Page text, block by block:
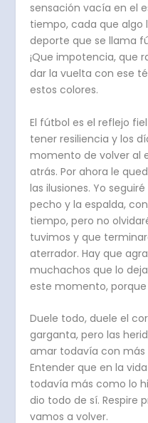
sensación vacía en el
tiempo, cada que algo
deporte que se llama
¡Que impotencia, que
dar la vuelta con ese
estos colores.
El fútbol es el reflejo
tener resiliencia y los
momento de volver al
atrás. Por ahora le
las ilusiones. Yo
pecho y la espalda,
tiempo, pero no
tuvimos y que
aterrador. Hay que
muchachos que lo
este momento,
Duele todo, duele el
garganta, pero las
amar todavía con más
Entender que en la
todavía más como lo
dio todo de sí. Respire
vamos a volver.